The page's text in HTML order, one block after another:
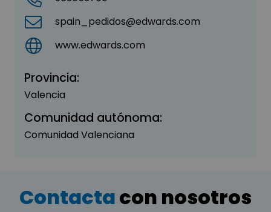
spain_pedidos@edwards.com
www.edwards.com
Provincia:
Valencia
Comunidad autónoma:
Comunidad Valenciana
Contactacon nosotros